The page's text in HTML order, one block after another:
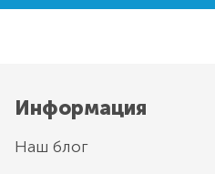
Информация
Наш блог